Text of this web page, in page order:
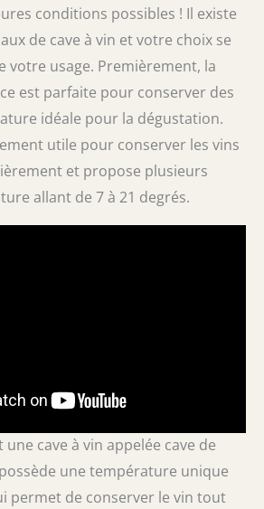
conditions possibles ! Il existe
de cave à vin et votre choix se
votre usage. Premièrement, la
est parfaite pour conserver des
idéale pour la dégustation.
utile pour conserver les vins
et propose plusieurs
allant de 7 à 21 degrés.
cave à vin appelée cave de
une température unique
permet de conserver le vin tout